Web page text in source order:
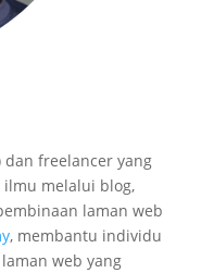
dan freelancer yang
melalui blog,
laman web
, membantu individu
web yang